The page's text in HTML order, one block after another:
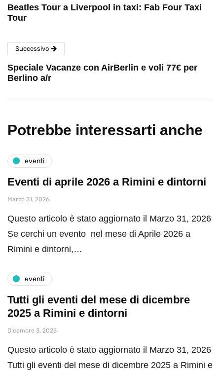
Beatles Tour a Liverpool in taxi: Fab Four Taxi
Tour
Successivo
Speciale Vacanze con AirBerlin e voli 77€ per
Berlino a/r
Potrebbe interessarti anche
eventi
Eventi di aprile 2026 a Rimini e dintorni
Marzo 31, 2026
Questo articolo è stato aggiornato il Marzo 31, 2026
Se cerchi un evento nel mese di Aprile 2026 a
Rimini e dintorni,…
eventi
Tutti gli eventi del mese di dicembre
2025 a Rimini e dintorni
Dicembre 3, 2025
Questo articolo è stato aggiornato il Marzo 31, 2026
Tutti gli eventi del mese di dicembre 2025 a Rimini e